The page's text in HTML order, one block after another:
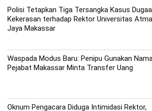
Polisi Tetapkan Tiga Tersangka Kasus
Kekerasan terhadap Rektor Universitas Atma
Jaya Makassar
Waspada Modus Baru: Penipu Gunakan
Pejabat Makassar Minta Transfer Uang
Oknum Pengacara Diduga Intimidasi Rektor,